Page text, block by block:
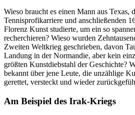
Wieso braucht es einen Mann aus Texas,
Tennisprofikarriere und anschließenden
Florenz Kunst studierte, um ein so
recherchieren? Wieso wurden
Zweiten Weltkrieg geschrieben, davon
Landung in der Normandie, aber kein
größten Kunstdiebstahl der Geschichte?
bekannt über jene Leute, die unzählige
gerettet, versteckt und wieder
Am Beispiel des Irak-Kriegs